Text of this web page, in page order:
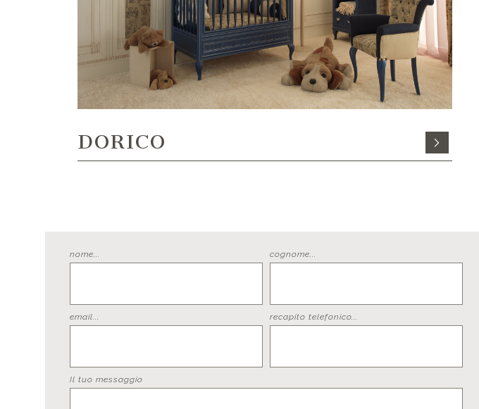
DORICO
nome... cognome...
email... recapito telefonico...
Il tuo messaggio